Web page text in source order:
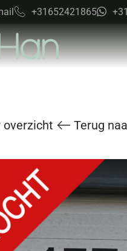
+31652421865
overzicht Terug